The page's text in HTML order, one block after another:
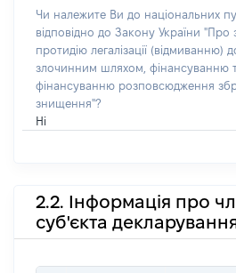
Чи належите Ви до національних
відповідно до Закону України "Про
протидію легалізації (відмиванню)
злочинним шляхом, фінансуванню
фінансуванню розповсюдження
знищення"?
Ні
2.2. Інформація про
суб'єкта